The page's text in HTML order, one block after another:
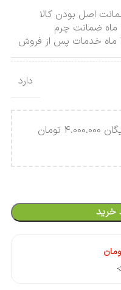
اصل بودن کالا
دارد
حداقل میزان خرید برای ارسال رایگان 4.000.000 تومان
خرید